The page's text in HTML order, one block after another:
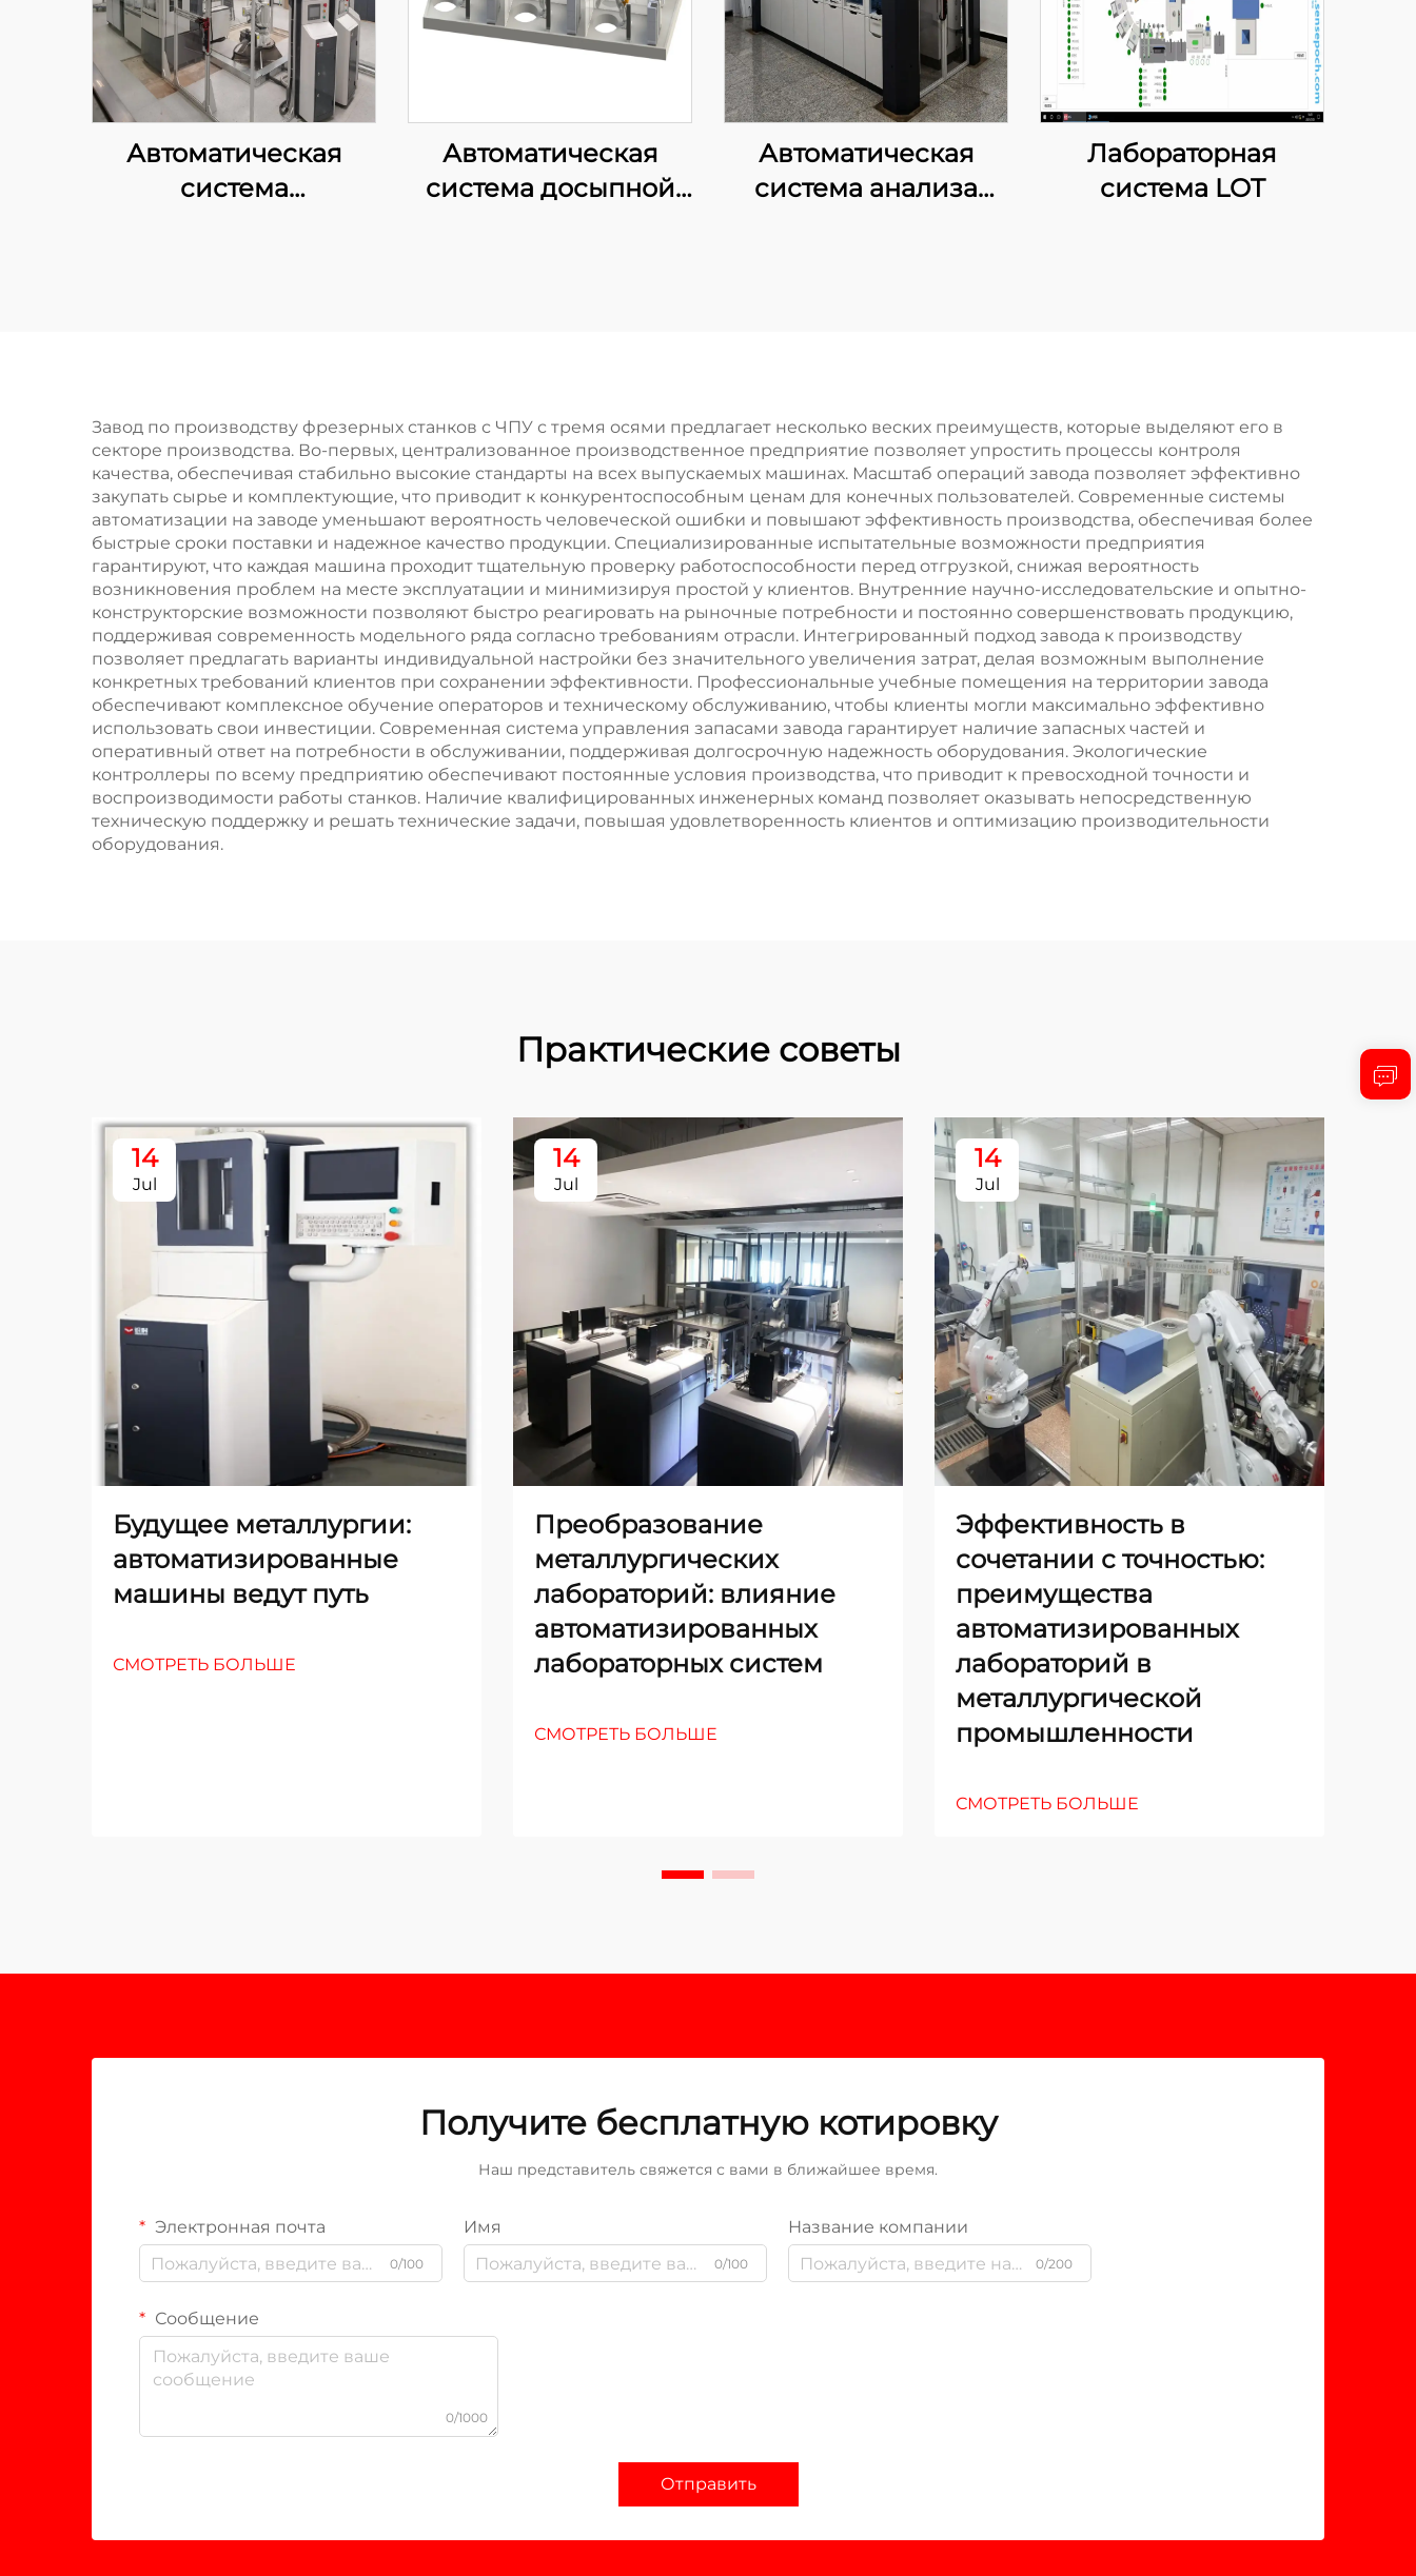
Автоматическая
система
Автоматическая
система досыпной
Автоматическая
система анализа
Лабораторная
система LOT
Завод по производству фрезерных станков с ЧПУ с тремя осями предлагает несколько веских преимуществ, которые выделяют его в
секторе производства. Во-первых, централизованное производственное предприятие позволяет упростить процессы контроля
качества, обеспечивая стабильно высокие стандарты на всех выпускаемых машинах. Масштаб операций завода позволяет эффективно
закупать сырье и комплектующие, что приводит к конкурентоспособным ценам для конечных пользователей. Современные системы
автоматизации на заводе уменьшают вероятность человеческой ошибки и повышают эффективность производства, обеспечивая более
быстрые сроки поставки и надежное качество продукции. Специализированные испытательные возможности предприятия
гарантируют, что каждая машина проходит тщательную проверку работоспособности перед отгрузкой, снижая вероятность
возникновения проблем на месте эксплуатации и минимизируя простой у клиентов. Внутренние научно-исследовательские и опытно-
конструкторские возможности позволяют быстро реагировать на рыночные потребности и постоянно совершенствовать продукцию,
поддерживая современность модельного ряда согласно требованиям отрасли. Интегрированный подход завода к производству
позволяет предлагать варианты индивидуальной настройки без значительного увеличения затрат, делая возможным выполнение
конкретных требований клиентов при сохранении эффективности. Профессиональные учебные помещения на территории завода
обеспечивают комплексное обучение операторов и техническому обслуживанию, чтобы клиенты могли максимально эффективно
использовать свои инвестиции. Современная система управления запасами завода гарантирует наличие запасных частей и
оперативный ответ на потребности в обслуживании, поддерживая долгосрочную надежность оборудования. Экологические
контроллеры по всему предприятию обеспечивают постоянные условия производства, что приводит к превосходной точности и
воспроизводимости работы станков. Наличие квалифицированных инженерных команд позволяет оказывать непосредственную
техническую поддержку и решать технические задачи, повышая удовлетворенность клиентов и оптимизацию производительности
оборудования.
Практические советы
14
Jul
Будущее металлургии:
автоматизированные
машины ведут путь
СМОТРЕТЬ БОЛЬШЕ
14
Jul
Преобразование
металлургических
лабораторий: влияние
автоматизированных
лабораторных систем
СМОТРЕТЬ БОЛЬШЕ
14
Jul
Эффективность в
сочетании с точностью:
преимущества
автоматизированных
лабораторий в
металлургической
промышленности
СМОТРЕТЬ БОЛЬШЕ
Получите бесплатную котировку
Наш представитель свяжется с вами в ближайшее время.
Электронная почта
0/100
Имя
0/100
Название компании
0/200
Сообщение
0/1000
Отправить